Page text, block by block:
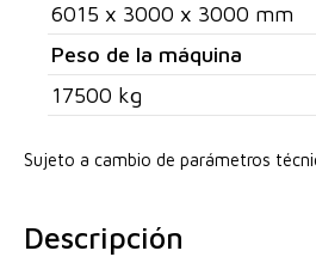
6015 x 3000 x 3000 mm
Peso de la máquina
17500 kg
Sujeto a cambio de parámetros
Descripción